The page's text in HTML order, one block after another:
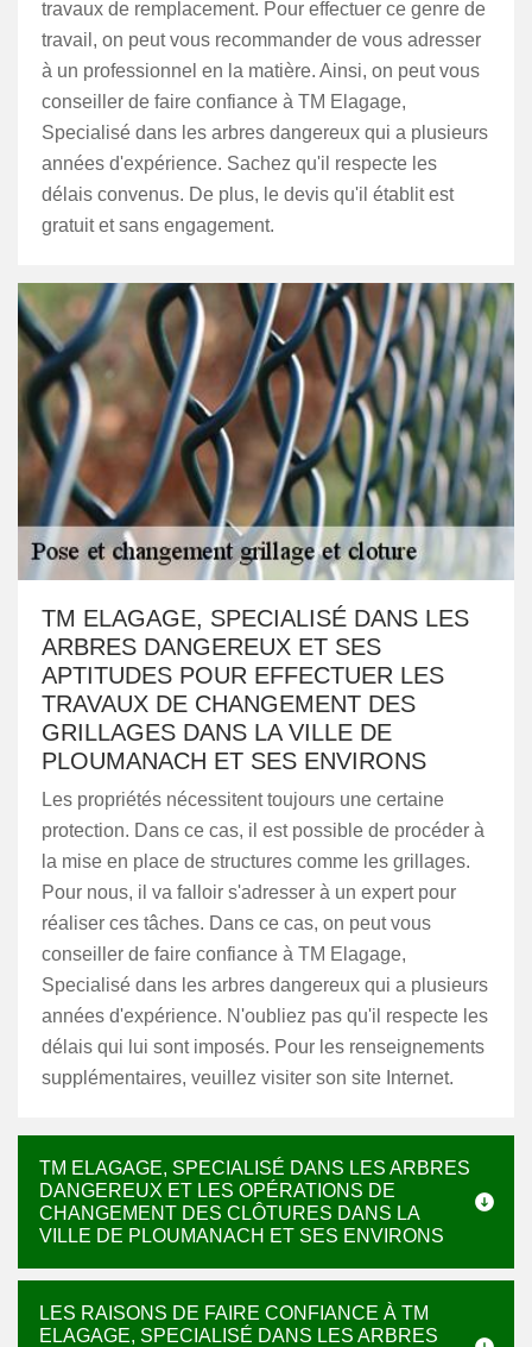
travaux de remplacement. Pour effectuer ce genre de
travail, on peut vous recommander de vous adresser
à un professionnel en la matière. Ainsi, on peut vous
conseiller de faire confiance à TM Elagage,
Specialisé dans les arbres dangereux qui a plusieurs
années d'expérience. Sachez qu'il respecte les
délais convenus. De plus, le devis qu'il établit est
gratuit et sans engagement.
TM ELAGAGE, SPECIALISÉ DANS LES
ARBRES DANGEREUX ET SES
APTITUDES POUR EFFECTUER LES
TRAVAUX DE CHANGEMENT DES
GRILLAGES DANS LA VILLE DE
PLOUMANACH ET SES ENVIRONS
Les propriétés nécessitent toujours une certaine
protection. Dans ce cas, il est possible de procéder à
la mise en place de structures comme les grillages.
Pour nous, il va falloir s'adresser à un expert pour
réaliser ces tâches. Dans ce cas, on peut vous
conseiller de faire confiance à TM Elagage,
Specialisé dans les arbres dangereux qui a plusieurs
années d'expérience. N'oubliez pas qu'il respecte les
délais qui lui sont imposés. Pour les renseignements
supplémentaires, veuillez visiter son site Internet.
TM ELAGAGE, SPECIALISÉ DANS LES ARBRES
DANGEREUX ET LES OPÉRATIONS DE
CHANGEMENT DES CLÔTURES DANS LA
VILLE DE PLOUMANACH ET SES ENVIRONS
LES RAISONS DE FAIRE CONFIANCE À TM
ELAGAGE, SPECIALISÉ DANS LES ARBRES